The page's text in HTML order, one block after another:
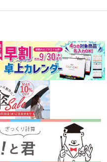
管理に便利です。
す。